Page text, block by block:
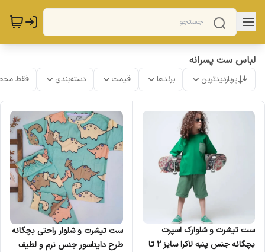
لباس ست پسرانه
پربازدیدترین برندها قیمت دسته‌بندی فقط
ست تیشرت و شلوارک اسپرت
بچگانه جنس پنبه لاکرا سایز 2 تا
ست تیشرت و شلوار راحتی بچگانه
طرح دایناسور جنس نرم و لطیف